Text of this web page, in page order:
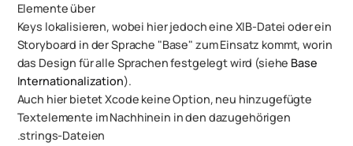
Elemente über
Keys lokalisieren, wobei hier jedoch eine XIB-Datei oder ein
Storyboard in der Sprache "Base" zum Einsatz kommt, worin
das Design für alle Sprachen festgelegt wird (siehe Base
Internationalization).
Auch hier bietet Xcode keine Option, neu hinzugefügte
Textelemente im Nachhinein in den dazugehörigen
.strings-Dateien